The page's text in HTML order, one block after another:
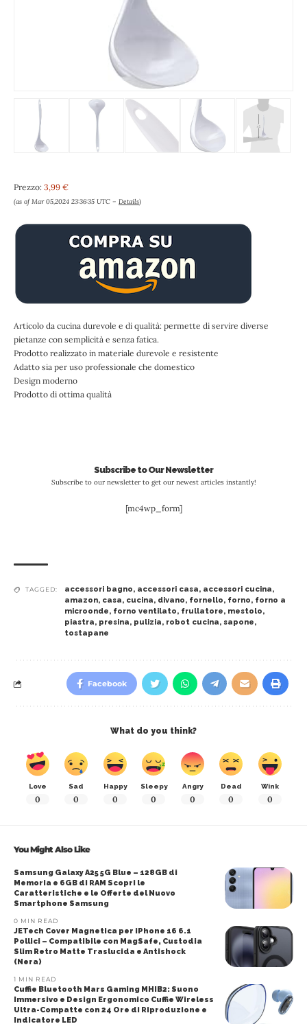
Prezzo: 3,99 €
(as of Mar 05,2024 23:36:35 UTC – Details)
Articolo da cucina durevole e di qualità: permette di servire diverse
pietanze con semplicità e senza fatica.
Prodotto realizzato in materiale durevole e resistente
Adatto sia per uso professionale che domestico
Design moderno
Prodotto di ottima qualità
Subscribe to Our Newsletter
Subscribe to our newsletter to get our newest articles instantly!
[mc4wp_form]
TAGGED: accessori bagno, accessori casa, accessori cucina,
amazon, casa, cucina, divano, fornello, forno, forno a
microonde, forno ventilato, frullatore, mestolo,
piastra, presina, pulizia, robot cucina, sapone,
tostapane
Facebook
What do you think?
Love
0
Sad
0
Happy
0
Sleepy
0
Angry
0
Dead
0
Wink
0
You Might Also Like
Samsung Galaxy A25 5G Blue – 128GB di
Memoria e 6GB di RAM Scopri le
Caratteristiche e le Offerte del Nuovo
Smartphone Samsung
0 MIN READ
JETech Cover Magnetica per iPhone 16 6.1
Pollici – Compatibile con MagSafe, Custodia
Slim Retro Matte Traslucida e Antishock
(Nera)
1 MIN READ
Cuffie Bluetooth Mars Gaming MHIB2: Suono
Immersivo e Design Ergonomico Cuffie Wireless
Ultra-Compatte con 24 Ore di Riproduzione e
Indicatore LED